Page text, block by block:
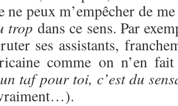
ne peux m’empêcher de
trop dans ce sens. Par
ses assistants,
comme on n’en
taf pour toi, c’est du